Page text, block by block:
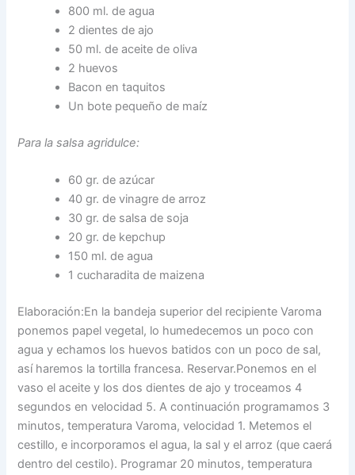
800 ml. de agua
2 dientes de ajo
50 ml. de aceite de oliva
2 huevos
Bacon en taquitos
Un bote pequeño de maíz
Para la salsa agridulce:
60 gr. de azúcar
40 gr. de vinagre de arroz
30 gr. de salsa de soja
20 gr. de kepchup
150 ml. de agua
1 cucharadita de maizena
Elaboración:En la bandeja superior del recipiente Varoma
ponemos papel vegetal, lo humedecemos un poco con
agua y echamos los huevos batidos con un poco de sal,
así haremos la tortilla francesa. Reservar.Ponemos en el
vaso el aceite y los dos dientes de ajo y troceamos 4
segundos en velocidad 5. A continuación programamos 3
minutos, temperatura Varoma, velocidad 1. Metemos el
cestillo, e incorporamos el agua, la sal y el arroz (que caerá
dentro del cestilo). Programar 20 minutos, temperatura